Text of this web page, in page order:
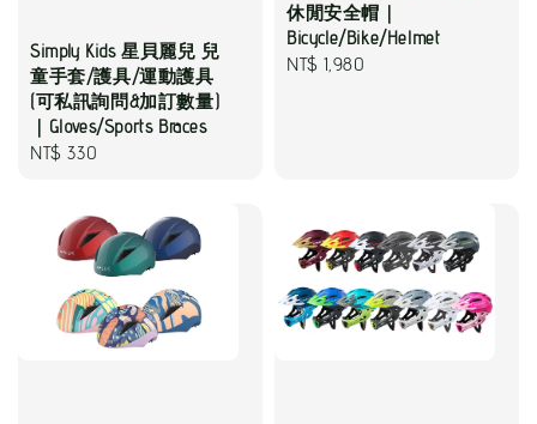
Simply Kids 星貝麗兒 兒
童手套/護具/運動護具
(可私訊詢問&加訂數量)
｜Gloves/Sports Braces
Regular
NT$ 330
休閒安全帽｜
Bicycle/Bike/Helmet
Regular
NT$ 1,980